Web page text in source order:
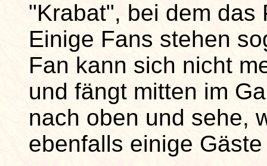
"Krabat", bei dem das
Einige Fans stehen
Fan kann sich nicht
und fängt mitten im
nach oben und sehe,
ebenfalls einige